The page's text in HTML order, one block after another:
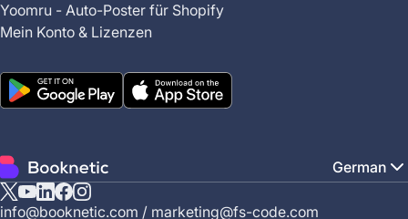
Yoomru - Auto-Poster für Shopify
Mein Konto & Lizenzen
German
X YouTube
Linkedin
Facebook
Instagram
info@booknetic.com / marketing@fs-code.com